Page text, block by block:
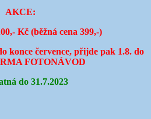
AKCE:
Kč (běžná cena 399,-)
konce července, přijde pak 1.8. do
FOTONÁVOD
do 31.7.2023